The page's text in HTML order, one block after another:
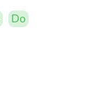
Do